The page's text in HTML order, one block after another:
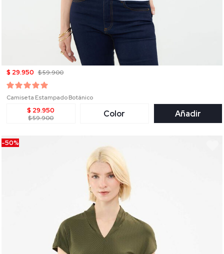
$ 29.950 $ 59.900
Camiseta Estampado Botánico
$ 29.950
$ 59.900 Color Añadir
-50%